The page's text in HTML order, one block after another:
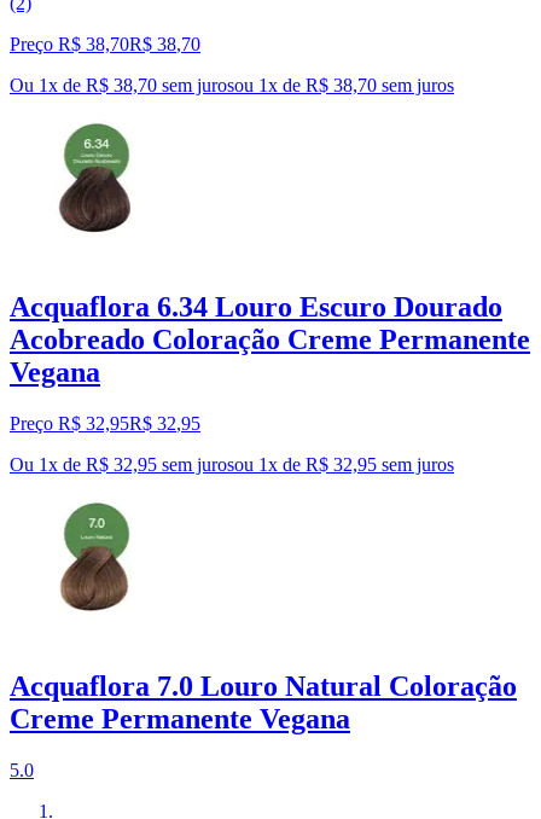
Preço R$ 38,70R$ 38,70
Ou 1x de R$ 38,70 sem jurosou 1x de R$ 38,70 sem juros
Acquaflora 6.34 Louro Escuro Dourado
Acobreado Coloração Creme Permanente
Vegana
Preço R$ 32,95R$ 32,95
Ou 1x de R$ 32,95 sem jurosou 1x de R$ 32,95 sem juros
Acquaflora 7.0 Louro Natural Coloração
Creme Permanente Vegana
5.0